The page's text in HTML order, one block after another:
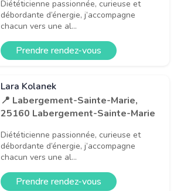
Diététicienne passionnée, curieuse et
débordante d’énergie, j’accompagne
chacun vers une al...
Prendre rendez-vous
Lara Kolanek
📍 Labergement-Sainte-Marie,
25160 Labergement-Sainte-Marie
Diététicienne passionnée, curieuse et
débordante d’énergie, j’accompagne
chacun vers une al...
Prendre rendez-vous